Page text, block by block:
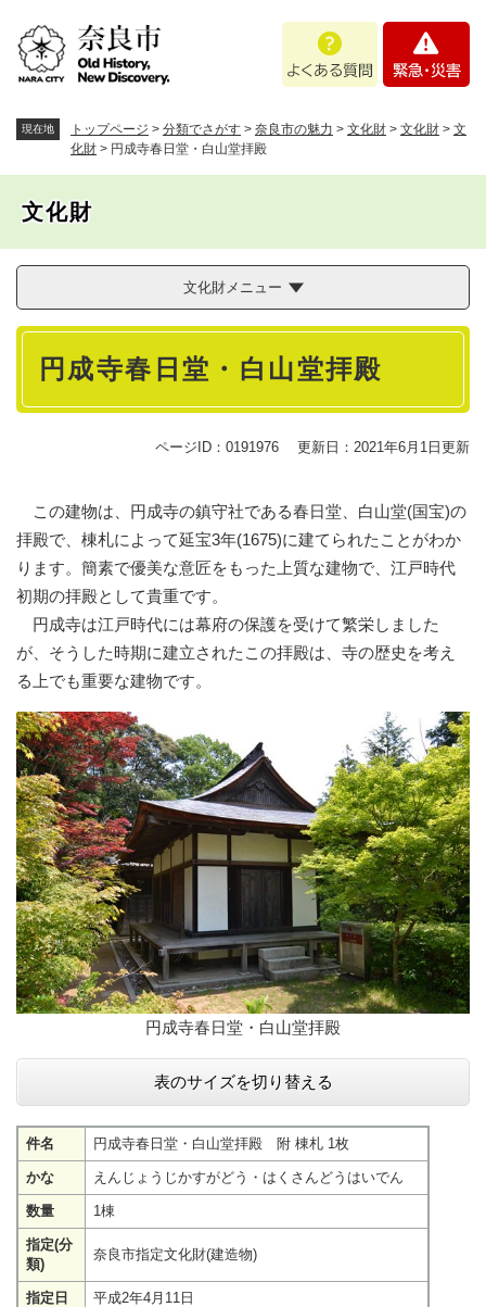
あ
問
・
現在地 トップページ > 分類でさがす > 奈良市の魅力 > 文化財 > 文化財 > 文
化財 > 円成寺春日堂・白山堂拝殿
文化財
文化財メニュー
本
円成寺春日堂・白山堂拝殿
ページID：0191976 更新日：2021年6月1日更新
この建物は、円成寺の鎮守社である春日堂、白山堂(国宝)の
拝殿で、棟札によって延宝3年(1675)に建てられたことがわか
ります。簡素で優美な意匠をもった上質な建物で、江戸時代
初期の拝殿として貴重です。
円成寺は江戸時代には幕府の保護を受けて繁栄しました
が、そうした時期に建立されたこの拝殿は、寺の歴史を考え
る上でも重要な建物です。
円成寺春日堂・白山堂拝殿
表のサイズを切り替える
件名 円成寺春日堂・白山堂拝殿 附 棟札 1枚
かな えんじょうじかすがどう・はくさんどうはいでん
数量 1棟
指定(分
類)
奈良市指定文化財(建造物)
指定日 平成2年4月11日